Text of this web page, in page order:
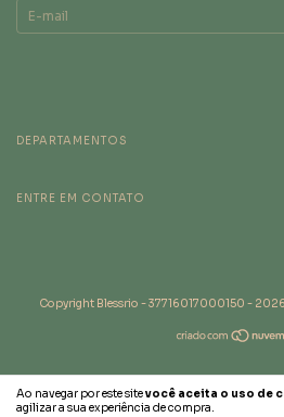
Ao navegar por este sitevocê aceita o uso de
agilizar a sua experiência de compra.
DEPARTAMENTOS
ENTRE EM CONTATO
Copyright Blessrio - 37716017000150 -